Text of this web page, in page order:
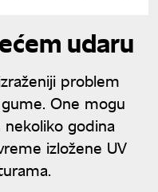
udaru
problem
One mogu
godina
izložene UV